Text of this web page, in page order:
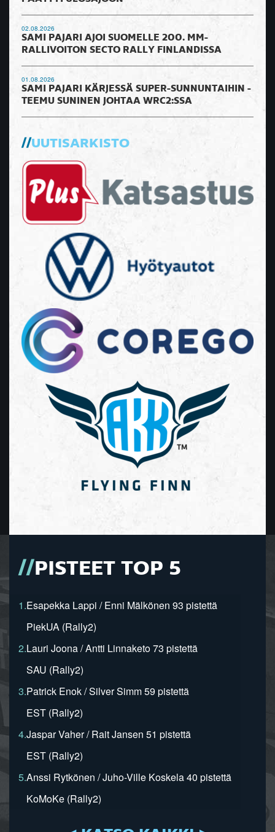
02.08.2026
SAMI PAJARI AJOI SUOMELLE 200. MM-
RALLIVOITON SECTO RALLY FINLANDISSA
01.08.2026
SAMI PAJARI KÄRJESSÄ SUPER-SUNNUNTAIHIN -
TEEMU SUNINEN JOHTAA WRC2:SSA
UUTISARKISTO
PISTEET TOP 5
1.Esapekka Lappi / Enni Mälkönen 93 pistettä
PiekUA (Rally2)
2.Lauri Joona / Antti Linnaketo 73 pistettä
SAU (Rally2)
3.Patrick Enok / Silver Simm 59 pistettä
EST (Rally2)
4.Jaspar Vaher / Rait Jansen 51 pistettä
EST (Rally2)
5.Anssi Rytkönen / Juho-Ville Koskela 40 pistettä
KoMoKe (Rally2)